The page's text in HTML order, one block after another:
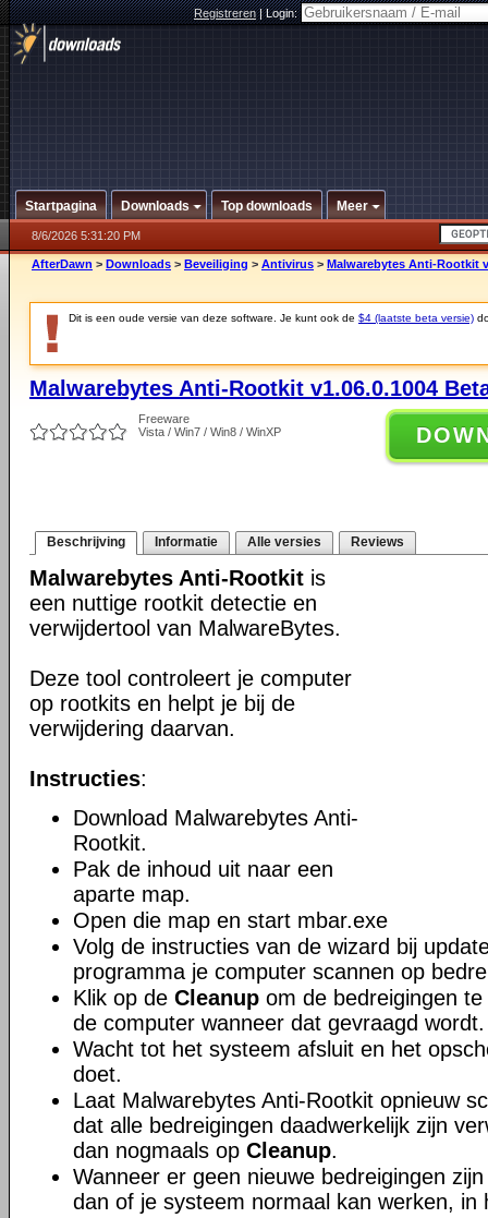
Registreren|Login:
Startpagina Downloads Top downloads Meer
8/6/2026 5:31:20 PM
AfterDawn > Downloads > Beveiliging > Antivirus > Malwarebytes Anti-Rootkit
Dit is een oude versie van deze software. Je kunt ook de $4 (laatste beta versie)
Malwarebytes Anti-Rootkit v1.06.0.1004
Freeware
Vista / Win7 / Win8 / WinXP
Beschrijving Informatie Alle versies Reviews
Malwarebytes Anti-Rootkit is
een nuttige rootkit detectie en
verwijdertool van MalwareBytes.
Deze tool controleert je computer
op rootkits en helpt je bij de
verwijdering daarvan.
Instructies:
Download Malwarebytes Anti-
Rootkit.
Pak de inhoud uit naar een
aparte map.
Open die map en start mbar.exe
Volg de instructies van de wizard bij
programma je computer scannen op
Klik op de Cleanup om de bedreigingen
de computer wanneer dat gevraagd wordt.
Wacht tot het systeem afsluit en het
doet.
Laat Malwarebytes Anti-Rootkit opnieuw
dat alle bedreigingen daadwerkelijk zijn
dan nogmaals op Cleanup.
Wanneer er geen nieuwe bedreigingen
dan of je systeem normaal kan werken, in